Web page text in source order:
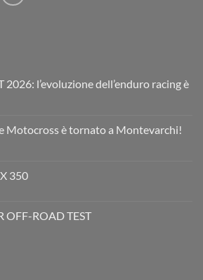
2026: l’evoluzione dell’enduro racing è
Motocross è tornato a Montevarchi!
350
OFF-ROAD TEST